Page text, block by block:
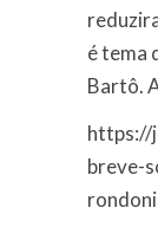
é tema
Bartô.
https://
breve-